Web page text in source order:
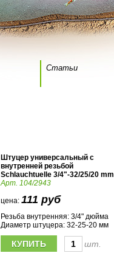
Статьи
Штуцер универсальный с
внутренней резьбой
Schlauchtuelle 3/4"-32/25/20 mm
Арт. 104/2943
цена: 111 руб
Резьба внутренняя: 3/4" дюйма
Диаметр штуцера: 32-25-20 мм
шт.